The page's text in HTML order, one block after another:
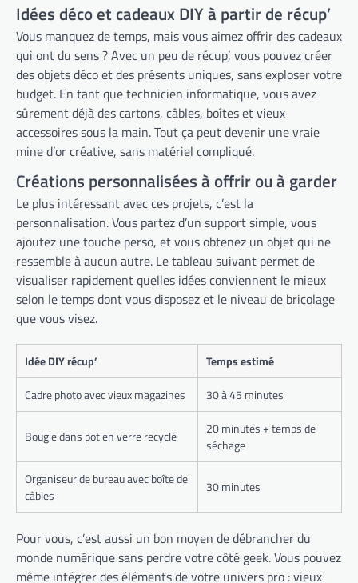
Idées déco et cadeaux DIY à partir de récup’
Vous manquez de temps, mais vous aimez offrir des cadeaux
qui ont du sens ? Avec un peu de récup’, vous pouvez créer
des objets déco et des présents uniques, sans exploser votre
budget. En tant que technicien informatique, vous avez
sûrement déjà des cartons, câbles, boîtes et vieux
accessoires sous la main. Tout ça peut devenir une vraie
mine d’or créative, sans matériel compliqué.
Créations personnalisées à offrir ou à garder
Le plus intéressant avec ces projets, c’est la
personnalisation. Vous partez d’un support simple, vous
ajoutez une touche perso, et vous obtenez un objet qui ne
ressemble à aucun autre. Le tableau suivant permet de
visualiser rapidement quelles idées conviennent le mieux
selon le temps dont vous disposez et le niveau de bricolage
que vous visez.
Idée DIY récup’
Temps estimé
Cadre photo avec vieux magazines
30 à 45 minutes
Bougie dans pot en verre recyclé
20 minutes + temps de
séchage
Organiseur de bureau avec boîte de
câbles
30 minutes
Pour vous, c’est aussi un bon moyen de débrancher du
monde numérique sans perdre votre côté geek. Vous pouvez
même intégrer des éléments de votre univers pro : vieux